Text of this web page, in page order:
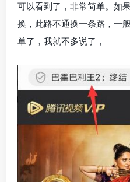
可以看到了，非常简单。如
换，此路不通换一条路，一
单了，我就不多说了，